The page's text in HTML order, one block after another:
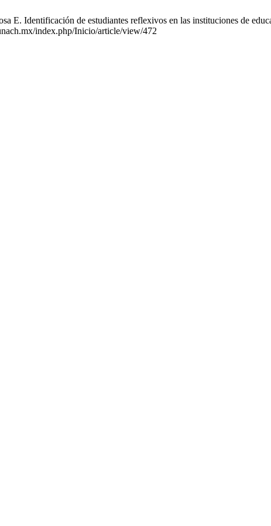
Identificación de estudiantes reflexivos en las instituciones de
index.php/Inicio/article/view/472